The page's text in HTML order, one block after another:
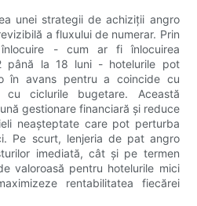
unei strategii de achiziții angro
a fluxului de numerar. Prin
- cum ar fi înlocuirea
până la 18 luni - hotelurile pot
în avans pentru a coincide cu
ciclurile bugetare. Această
gestionare financiară și reduce
neașteptate care pot perturba
Pe scurt, lenjeria de pat angro
imediată, cât și pe termen
valoroasă pentru hotelurile mici
rentabilitatea fiecărei